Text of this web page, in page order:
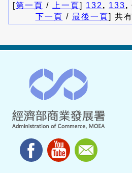
[第一頁 / 上一頁] 132 , 133,
下一頁 / 最後一頁] 共有